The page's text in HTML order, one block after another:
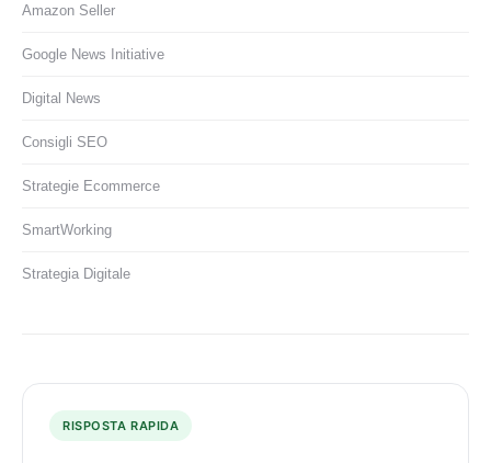
Amazon Seller
Google News Initiative
Digital News
Consigli SEO
Strategie Ecommerce
SmartWorking
Strategia Digitale
RISPOSTA RAPIDA